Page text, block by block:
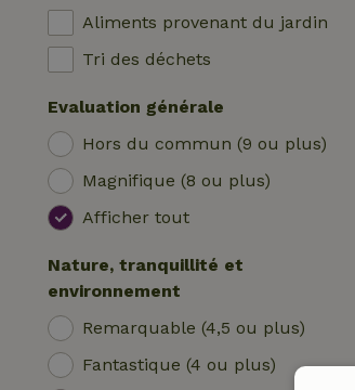
Accessible aux fauteuils roulants
Piscine (privée)
Yourte
Bateau
Wrap house
Aliments provenant du jardin
Tri des déchets
Evaluation générale
Hors du commun (9 ou plus)
Magnifique (8 ou plus)
Afficher tout
Nature, tranquillité et
environnement
Remarquable (4,5 ou plus)
Fantastique (4 ou plus)